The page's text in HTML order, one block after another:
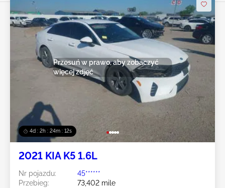
4d : 2h : 24m : 10s
Przesuń w prawo, aby zobaczyć
więcej zdjęć
2021 KIA K5 1.6L
Nr pojazdu:
45******
Przebieg:
73,402 mile